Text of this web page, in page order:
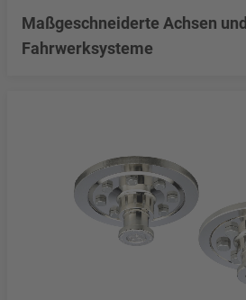
Maßgeschneiderte Achsen und
Fahrwerksysteme